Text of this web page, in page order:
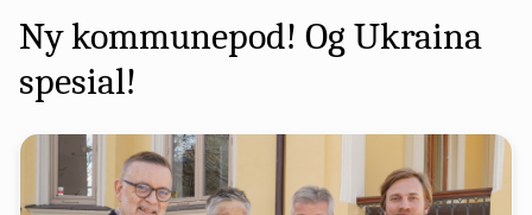
Ny kommunepod! Og Ukraina
spesial!